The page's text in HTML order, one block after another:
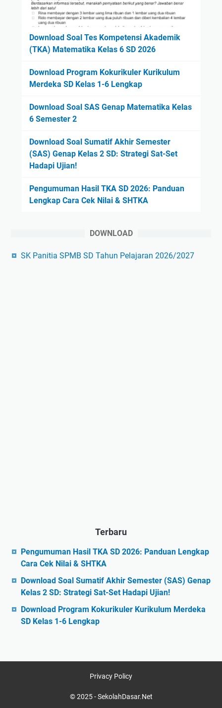
Download Soal Tes Kompetensi Akademik
(TKA) Matematika Kelas 6 SD 2026
Download Program Kokurikuler Kurikulum
Merdeka SD Kelas 1-6 Lengkap
Download Soal SAS Genap Matematika Kelas
6 Semester 2
Download Soal Sumatif Akhir Semester
(SAS) Genap Kelas 2 SD: Strategi Sat-Set
Hadapi Ujian!
Pengumuman Hasil TKA SD 2026: Panduan
Lengkap Cara Cek Nilai & SHTKA
DOWNLOAD
SK Panitia SPMB SD Tahun Pelajaran 2026/2027
Terbaru
Pengumuman Hasil TKA SD 2026: Panduan Lengkap
Cara Cek Nilai & SHTKA
Download Soal Sumatif Akhir Semester (SAS) Genap
Kelas 2 SD: Strategi Sat-Set Hadapi Ujian!
Download Program Kokurikuler Kurikulum Merdeka
SD Kelas 1-6 Lengkap
Privacy Policy
© 2025 -SekolahDasar.Net